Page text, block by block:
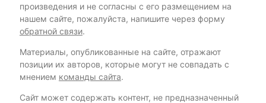
произведения и не согласны с его размещением на
нашем сайте, пожалуйста, напишите через форму
обратной связи.
Материалы, опубликованные на сайте, отражают
позиции их авторов, которые могут не совпадать с
мнением команды сайта.
Сайт может содержать контент, не предназначенный